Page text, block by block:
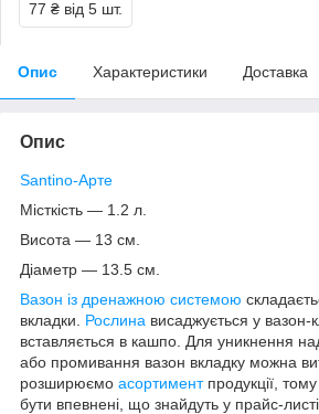
77 ₴ від 5 шт.
Опис Характеристики Доставка
Опис
Santino-Арте
Місткість — 1.2 л.
Висота — 13 см.
Діаметр — 13.5 см.
Вазон із дренажною системою
вкладки.
Рослина висаджується у вазон-
вставляється в кашпо. Для уникнення
або промивання вазон вкладку можна
розширюємо асортиментпродукції,
бути впевнені, що знайдуть у прайс-листі